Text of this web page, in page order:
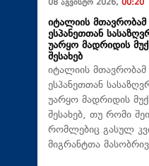
08 აგვისტო 2026, 00:20
იტალიის
ესპანეთთან
უარყო მადრიდის
შესახებ
იტალიის
ესპანეთთან
უარყო მადრიდის
შესახებ, თუ რომი
რომლებიც გასულ
მიგრანტთა